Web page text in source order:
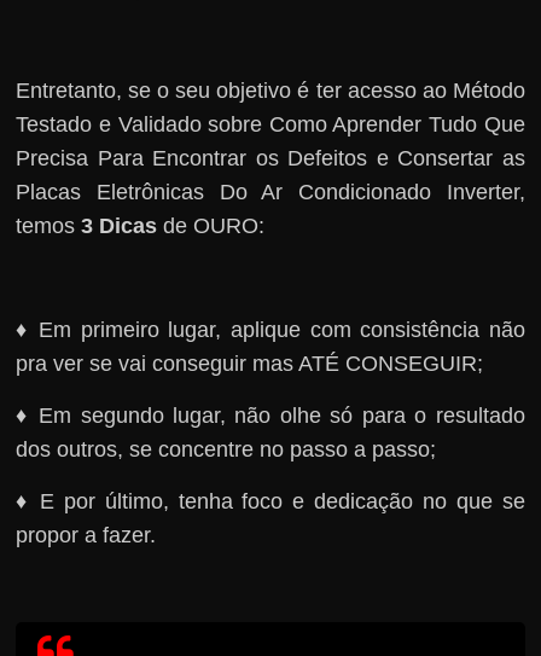
Entretanto, se o seu objetivo é ter acesso ao Método
Testado e Validado sobre Como Aprender Tudo Que
Precisa Para Encontrar os Defeitos e Consertar as
Placas Eletrônicas Do Ar Condicionado Inverter,
temos3 Dicas de OURO:
♦ Em primeiro lugar, aplique com consistência não
pra ver se vai conseguir mas ATÉ CONSEGUIR;
♦ Em segundo lugar, não olhe só para o resultado
dos outros, se concentre no passo a passo;
♦ E por último, tenha foco e dedicação no que se
propor a fazer.